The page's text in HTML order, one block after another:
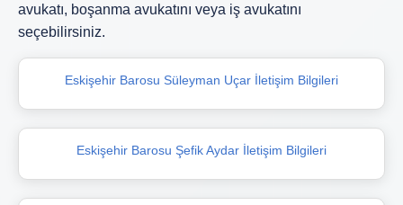
avukatı, boşanma avukatını veya iş avukatını
seçebilirsiniz.
Eskişehir Barosu Süleyman Uçar İletişim Bilgileri
Eskişehir Barosu Şefik Aydar İletişim Bilgileri